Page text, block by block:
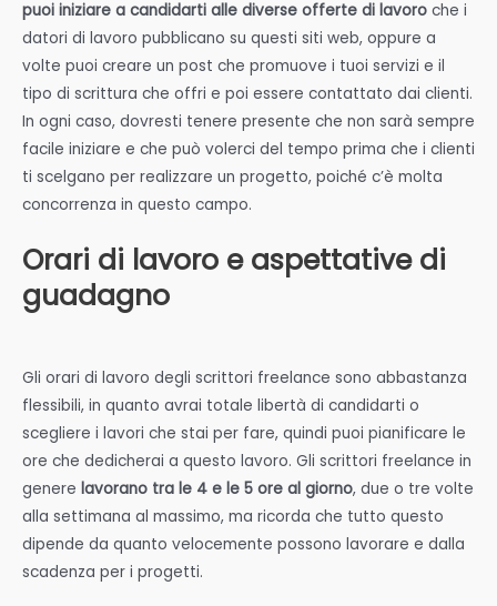
puoi iniziare a candidarti alle diverse offerte di lavoro che i
datori di lavoro pubblicano su questi siti web, oppure a
volte puoi creare un post che promuove i tuoi servizi e il
tipo di scrittura che offri e poi essere contattato dai clienti.
In ogni caso, dovresti tenere presente che non sarà sempre
facile iniziare e che può volerci del tempo prima che i clienti
ti scelgano per realizzare un progetto, poiché c’è molta
concorrenza in questo campo.
Orari di lavoro e aspettative di
guadagno
Gli orari di lavoro degli scrittori freelance sono abbastanza
flessibili, in quanto avrai totale libertà di candidarti o
scegliere i lavori che stai per fare, quindi puoi pianificare le
ore che dedicherai a questo lavoro. Gli scrittori freelance in
genere lavorano tra le 4 e le 5 ore al giorno, due o tre volte
alla settimana al massimo, ma ricorda che tutto questo
dipende da quanto velocemente possono lavorare e dalla
scadenza per i progetti.